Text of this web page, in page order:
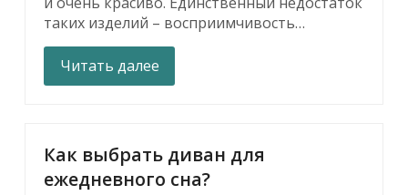
таких изделий – восприимчивость…
Читать далее
Как выбрать диван для
ежедневного сна?